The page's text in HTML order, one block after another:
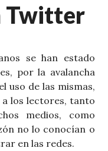
Twitter
se han estado
por la avalancha
uso de las mismas,
los lectores, tanto
medios, como
no lo conocían o
en las redes.